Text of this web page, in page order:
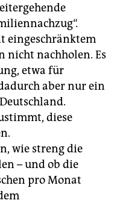
eingeschränktem
nicht nachholen. Es
etwa für
aber nur ein
diese
wie streng die
– und ob die
pro Monat